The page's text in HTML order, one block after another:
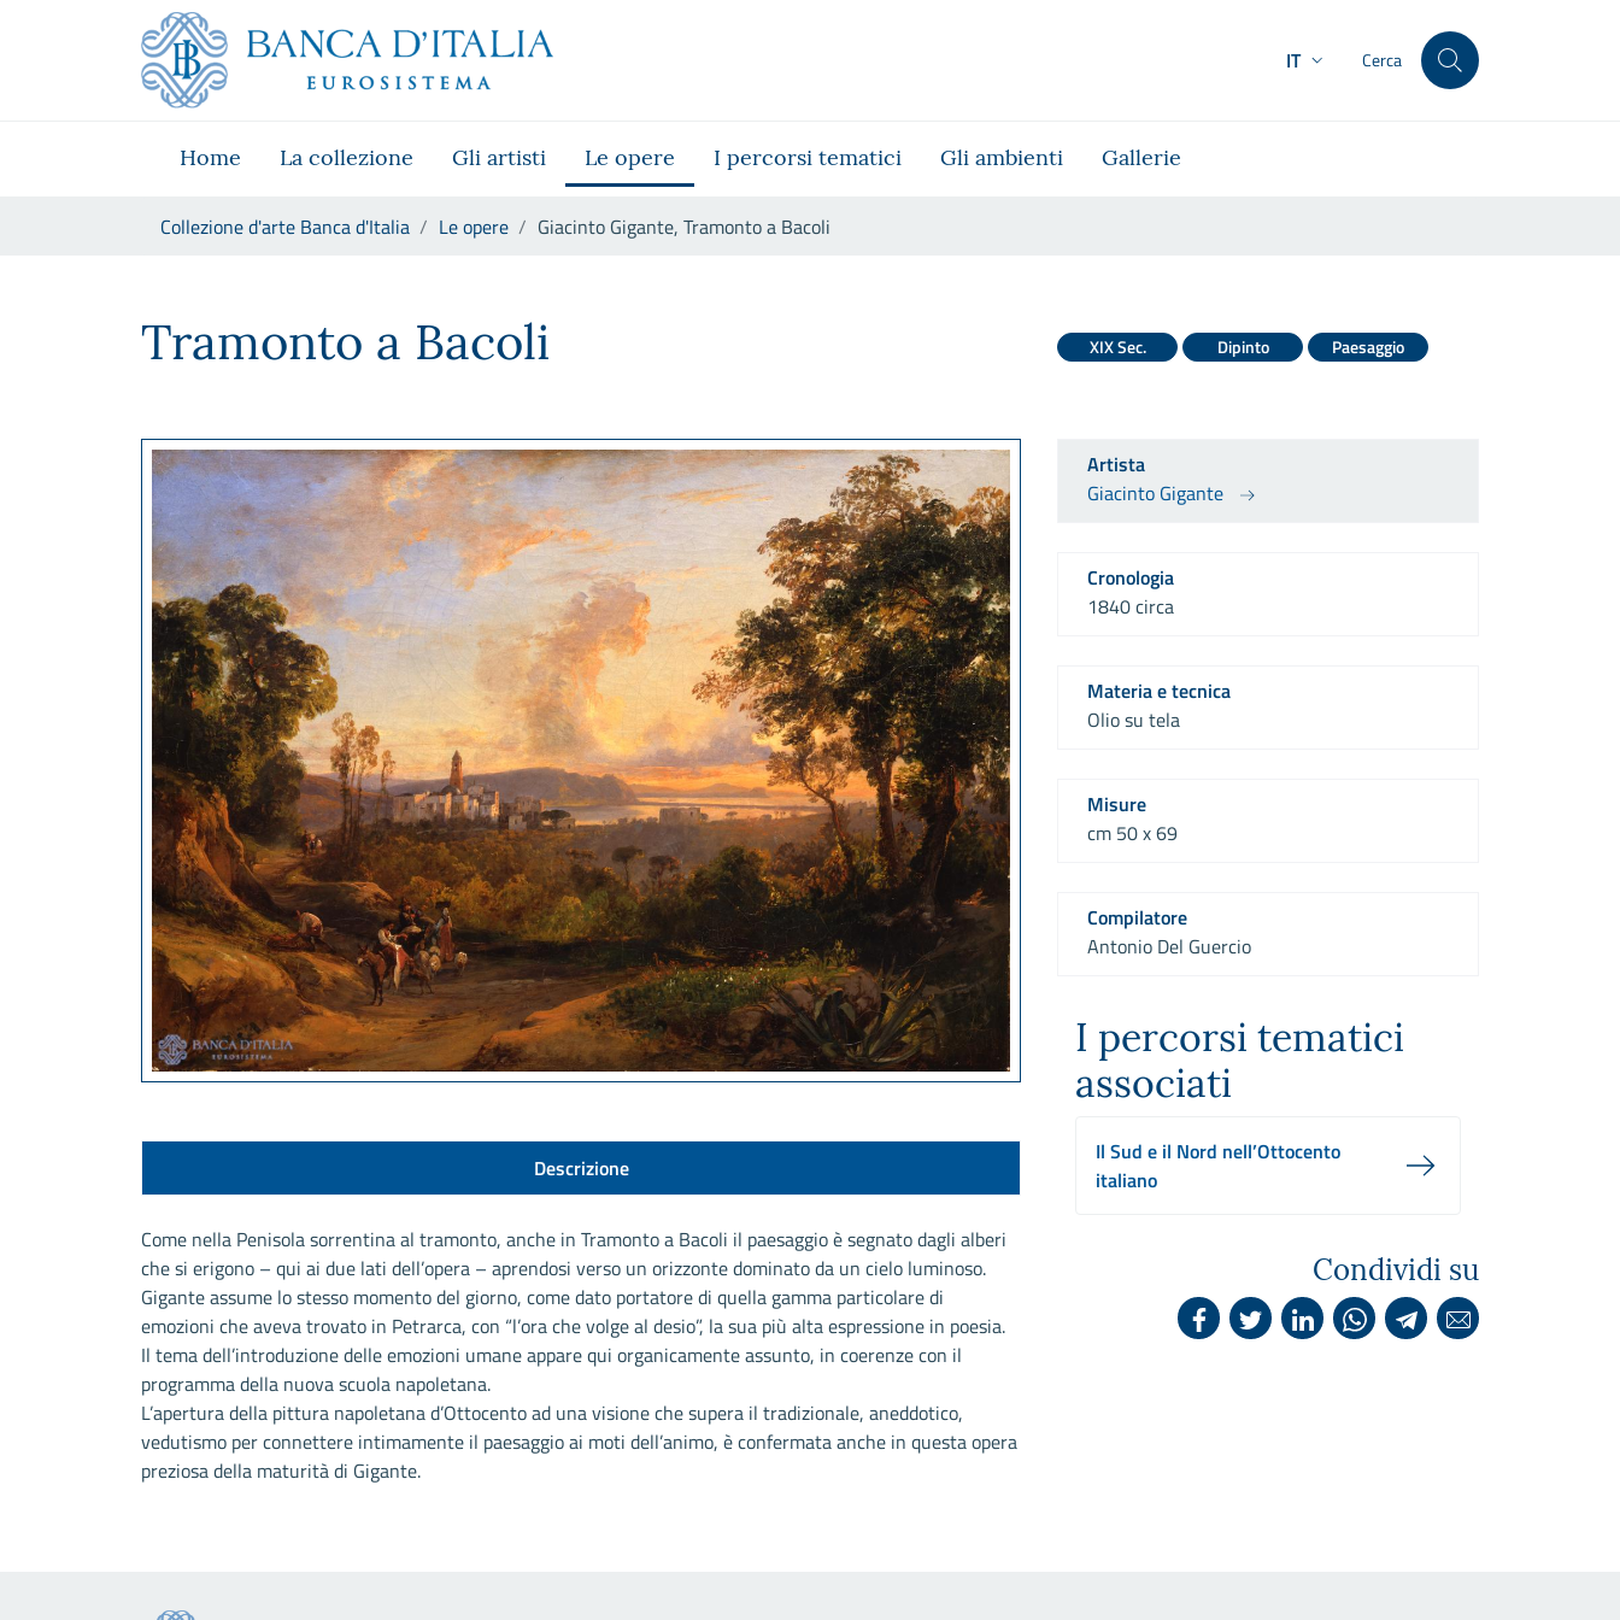
Skip to Main Content
Vai al sito istituzionale
Vai al menu di navigazione
Vai alla ricerca
Vai ai contenuti
IT Cerca
Home La collezione Gli artisti Le opere I percorsi tematici Gli ambienti Gallerie
Collezione d'arte Banca d'Italia Le opere Giacinto Gigante, Tramonto a Bacoli
Tramonto a Bacoli XIX Sec. Dipinto Paesaggio
Descrizione
Come nella Penisola sorrentina al tramonto, anche in Tramonto a Bacoli il paesaggio è segnato dagli alberi
che si erigono – qui ai due lati dell’opera – aprendosi verso un orizzonte dominato da un cielo luminoso.
Gigante assume lo stesso momento del giorno, come dato portatore di quella gamma particolare di
emozioni che aveva trovato in Petrarca, con “l’ora che volge al desio”, la sua più alta espressione in poesia.
Il tema dell’introduzione delle emozioni umane appare qui organicamente assunto, in coerenze con il
programma della nuova scuola napoletana.
L’apertura della pittura napoletana d’Ottocento ad una visione che supera il tradizionale, aneddotico,
vedutismo per connettere intimamente il paesaggio ai moti dell’animo, è confermata anche in questa opera
preziosa della maturità di Gigante.
Artista
Giacinto Gigante
Cronologia
1840 circa
Materia e tecnica
Olio su tela
Misure
cm 50 x 69
Compilatore
Antonio Del Guercio
I percorsi tematici
associati
Il Sud e il Nord nell’Ottocento
italiano
Condividi su